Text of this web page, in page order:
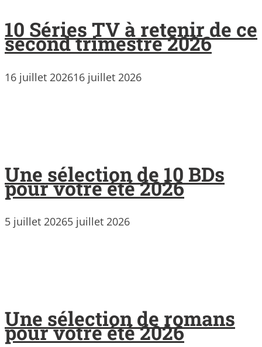
10 Séries TV à retenir de ce
second trimestre 2026
16 juillet 202616 juillet 2026
Une sélection de 10 BDs
pour votre été 2026
5 juillet 20265 juillet 2026
Une sélection de romans
pour votre été 2026